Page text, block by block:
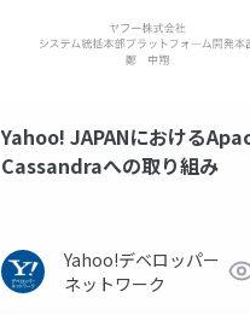
Yahoo! JAPANにおける
Cassandraへの取り組み
Yahoo!デベロッパー
ネットワーク